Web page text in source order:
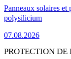
Panneaux solaires et
polysilicium
07.08.2026
PROTECTION